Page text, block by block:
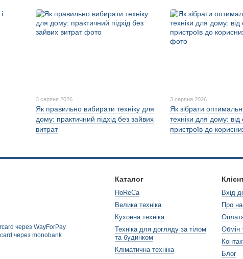
3 серпня 2026
Як правильно вибирати техніку для
дому: практичний підхід без зайвих
витрат
3 серпня 2026
Як зібрати
техніки для дому: від
пристроїв до
Каталог
HoReCa
Велика техніка
Кухонна техніка
Техніка для догляду за тілом
та будинком
Кліматична техніка
Вхід
Про
Обмін
Блог